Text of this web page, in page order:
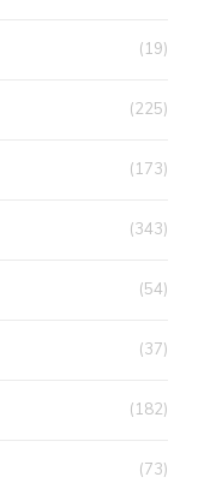
(19)
(225)
(173)
(343)
(54)
(37)
(182)
(73)